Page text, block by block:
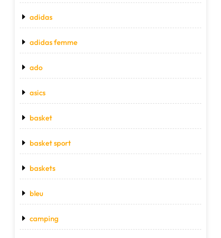
adidas
adidas femme
ado
asics
basket
basket sport
baskets
bleu
camping